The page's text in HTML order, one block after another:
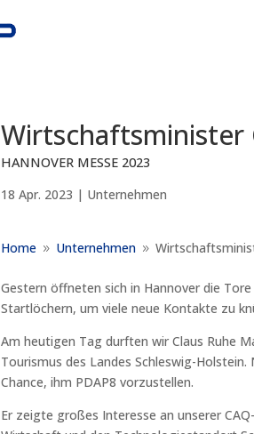
Wirtschaftsminister
HANNOVER MESSE 2023
18 Apr. 2023 | Unternehmen
Home 9 Unternehmen 9
Gestern öffneten sich in Hannover die
Startlöchern, um viele neue Kontakte zu
Am heutigen Tag durften wir Claus Ruhe
Tourismus des Landes Schleswig-
Chance, ihm PDAP8 vorzustellen.
Er zeigte großes Interesse an unserer